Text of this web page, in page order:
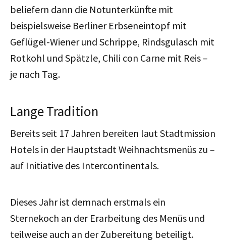
beliefern dann die Notunterkünfte mit
beispielsweise Berliner Erbseneintopf mit
Geflügel-Wiener und Schrippe, Rindsgulasch mit
Rotkohl und Spätzle, Chili con Carne mit Reis –
je nach Tag.
Lange Tradition
Bereits seit 17 Jahren bereiten laut Stadtmission
Hotels in der Hauptstadt Weihnachtsmenüs zu –
auf Initiative des Intercontinentals.
Dieses Jahr ist demnach erstmals ein
Sternekoch an der Erarbeitung des Menüs und
teilweise auch an der Zubereitung beteiligt.